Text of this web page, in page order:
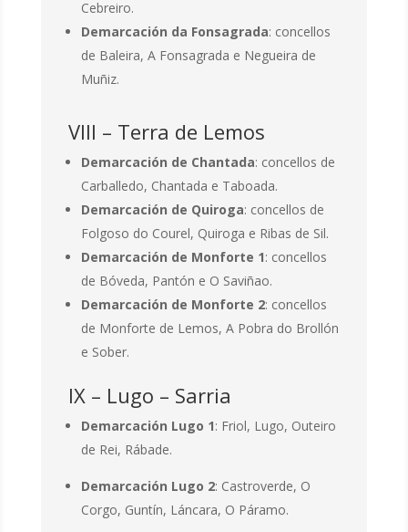
Cebreiro.
Demarcación da Fonsagrada: concellos
de Baleira, A Fonsagrada e Negueira de
Muñiz.
VIII – Terra de Lemos
Demarcación de Chantada: concellos de
Carballedo, Chantada e Taboada.
Demarcación de Quiroga: concellos de
Folgoso do Courel, Quiroga e Ribas de Sil.
Demarcación de Monforte 1: concellos
de Bóveda, Pantón e O Saviñao.
Demarcación de Monforte 2: concellos
de Monforte de Lemos, A Pobra do Brollón
e Sober.
IX – Lugo – Sarria
Demarcación Lugo 1: Friol, Lugo, Outeiro
de Rei, Rábade.
Demarcación Lugo 2: Castroverde, O
Corgo, Guntín, Láncara, O Páramo.